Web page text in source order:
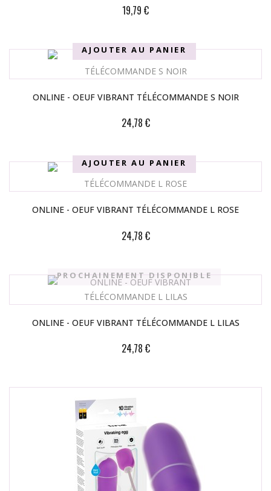
19,79 €
ONLINE - OEUF VIBRANT TÉLÉCOMMANDE S NOIR
24,78 €
AJOUTER AU PANIER
ONLINE - OEUF VIBRANT TÉLÉCOMMANDE L ROSE
24,78 €
AJOUTER AU PANIER
ONLINE - OEUF VIBRANT TÉLÉCOMMANDE L LILAS
24,78 €
PROCHAINEMENT DISPONIBLE